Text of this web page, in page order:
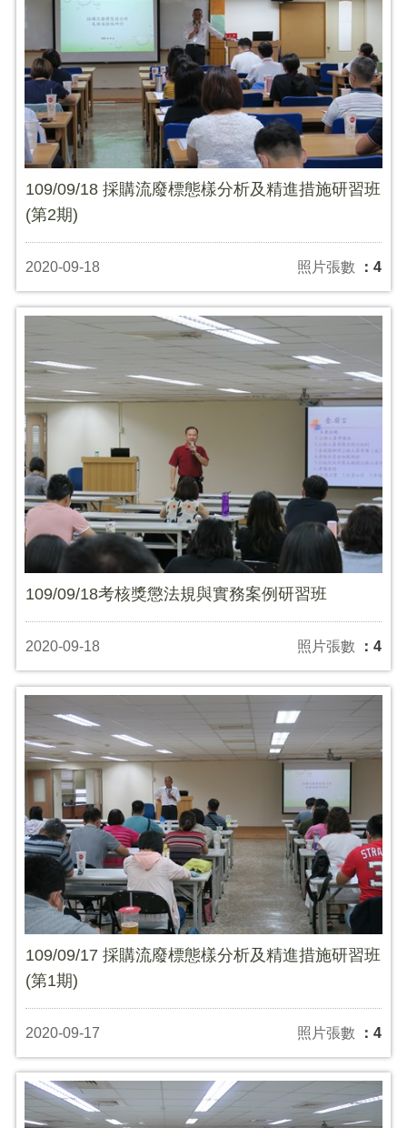
109/09/18 採購流廢標態樣分析及精進措施研習班
(第2期)
2020-09-18 照片張數 ：4
109/09/18考核獎懲法規與實務案例研習班
2020-09-18 照片張數 ：4
109/09/17 採購流廢標態樣分析及精進措施研習班
(第1期)
2020-09-17 照片張數 ：4